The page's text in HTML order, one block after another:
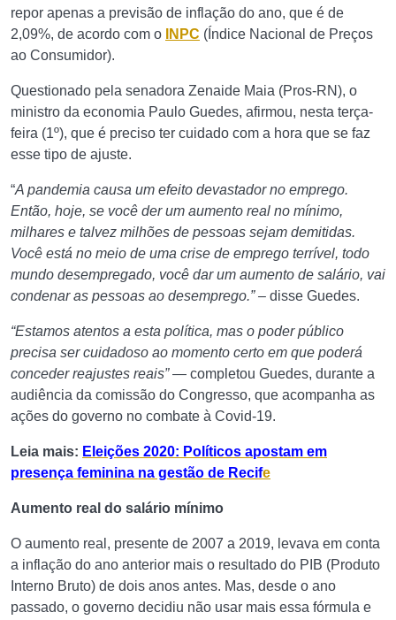
repor apenas a previsão de inflação do ano, que é de
2,09%, de acordo com o
INPC (Índice Nacional de Preços
ao Consumidor).
Questionado pela senadora Zenaide Maia (Pros-RN), o
ministro da economia Paulo Guedes, afirmou, nesta terça-
feira (1º), que é preciso ter cuidado com a hora que se faz
esse tipo de ajuste.
“A pandemia causa um efeito devastador no emprego.
Então, hoje, se você der um aumento real no mínimo,
milhares e talvez milhões de pessoas sejam demitidas.
Você está no meio de uma crise de emprego terrível, todo
mundo desempregado, você dar um aumento de salário, vai
condenar as pessoas ao desemprego.” – disse Guedes.
“Estamos atentos a esta política, mas o poder público
precisa ser cuidadoso ao momento certo em que poderá
conceder reajustes reais”— completou Guedes, durante a
audiência da comissão do Congresso, que acompanha as
ações do governo no combate à Covid-19.
Leia mais: Eleições 2020: Políticos apostam em
presença feminina na gestão de Recife
Aumento real do salário mínimo
O aumento real, presente de 2007 a 2019, levava em conta
a inflação do ano anterior mais o resultado do PIB (Produto
Interno Bruto) de dois anos antes. Mas, desde o ano
passado, o governo decidiu não usar mais essa fórmula e